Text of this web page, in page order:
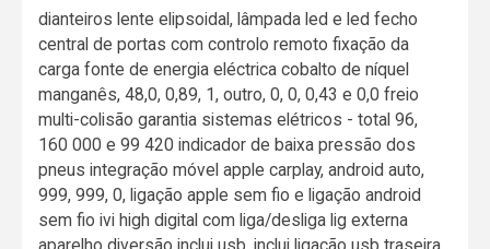
dianteiros lente elipsoidal, lâmpada led e led fecho
central de portas com controlo remoto fixação da
carga fonte de energia eléctrica cobalto de níquel
manganês, 48,0, 0,89, 1, outro, 0, 0, 0,43 e 0,0 freio
multi-colisão garantia sistemas elétricos - total 96,
160 000 e 99 420 indicador de baixa pressão dos
pneus integração móvel apple carplay, android auto,
999, 999, 0, ligação apple sem fio e ligação android
sem fio ivi high digital com liga/desliga lig externa